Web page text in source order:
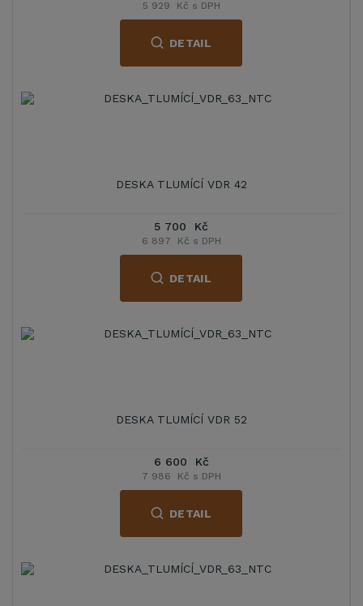
5 929 Kč s DPH
DETAIL
DESKA TLUMÍCÍ VDR 42
5 700 Kč
6 897 Kč s DPH
DETAIL
DESKA TLUMÍCÍ VDR 52
6 600 Kč
7 986 Kč s DPH
DETAIL